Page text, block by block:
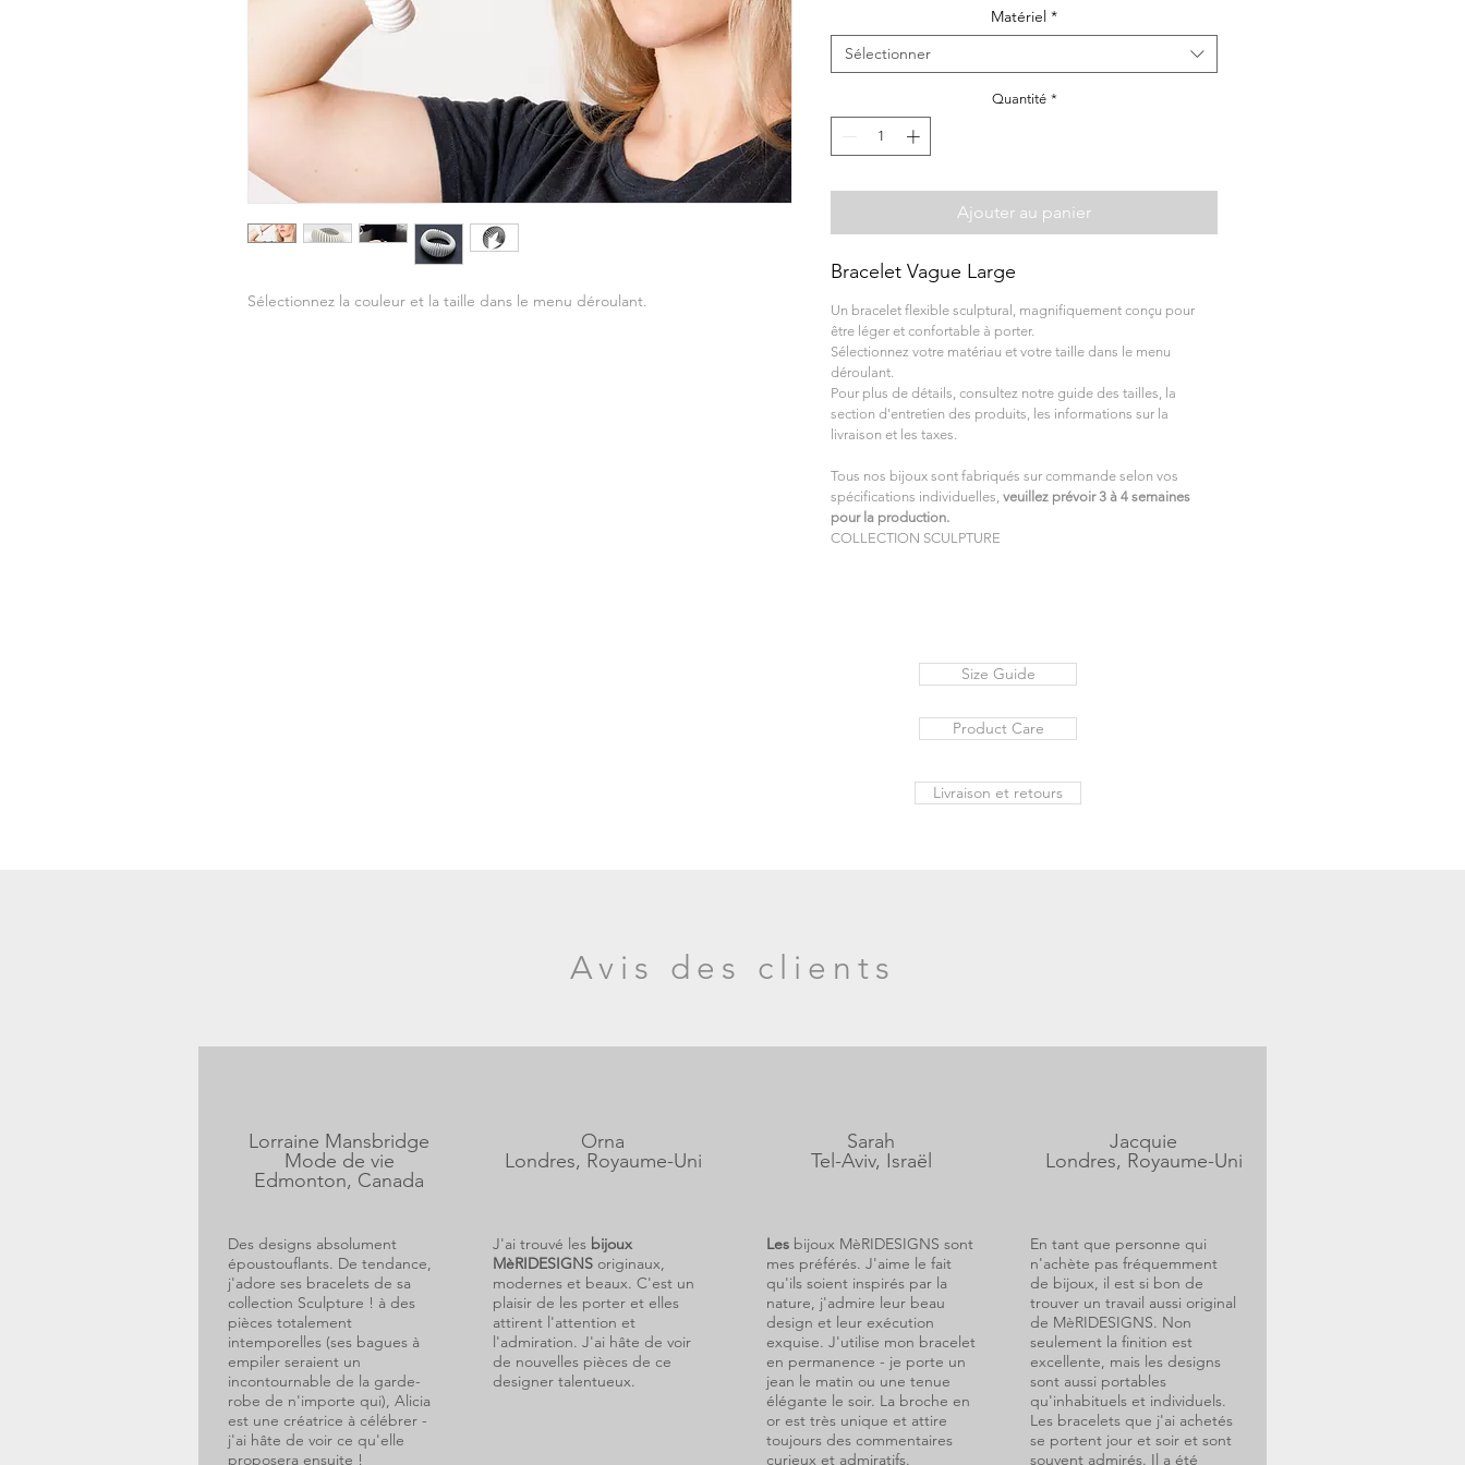
Sélectionnez la couleur et la taille dans le menu déroulant.
Matériel *
Sélectionner
Quantité *
Ajouter au panier
Bracelet Vague Large
Un bracelet flexible sculptural, magnifiquement conçu pour
être léger et confortable à porter.
Sélectionnez votre matériau et votre taille dans le menu
déroulant.
Pour plus de détails, consultez notre guide des tailles, la
section d'entretien des produits, les informations sur la
livraison et les taxes.
Tous nos bijoux sont fabriqués sur commande selon vos
spécifications individuelles, veuillez prévoir 3 à 4 semaines
pour la production.
COLLECTION SCULPTURE
Size Guide
Product Care
Livraison et retours
Avis des clients
Lorraine Mansbridge
Mode de vie
Edmonton, Canada
Des designs absolument
époustouflants. De tendance,
j'adore ses bracelets de sa
collection Sculpture ! à des
pièces totalement
intemporelles (ses bagues à
empiler seraient un
incontournable de la garde-
robe de n'importe qui), Alicia
est une créatrice à célébrer -
j'ai hâte de voir ce qu'elle
proposera ensuite !
J'ai trouvé les bijoux
MèRIDESIGNS originaux,
modernes et beaux. C'est un
plaisir de les porter et elles
attirent l'attention et
l'admiration. J'ai hâte de voir
de nouvelles pièces de ce
designer talentueux.
Lesbijoux MèRIDESIGNS sont
mes préférés. J'aime le fait
qu'ils soient inspirés par la
nature, j'admire leur beau
design et leur exécution
exquise. J'utilise mon bracelet
en permanence - je porte un
jean le matin ou une tenue
élégante le soir. La broche en
or est très unique et attire
toujours des commentaires
curieux et admiratifs.
En tant que personne qui
n'achète pas fréquemment
de bijoux, il est si bon de
trouver un travail aussi original
de MèRIDESIGNS. Non
seulement la finition est
excellente, mais les designs
sont aussi portables
qu'inhabituels et individuels.
Les bracelets que j'ai achetés
se portent jour et soir et sont
souvent admirés. Il a été
Orna
Londres, Royaume-Uni
Jacquie
Londres, Royaume-Uni
Sarah
Tel-Aviv, Israël